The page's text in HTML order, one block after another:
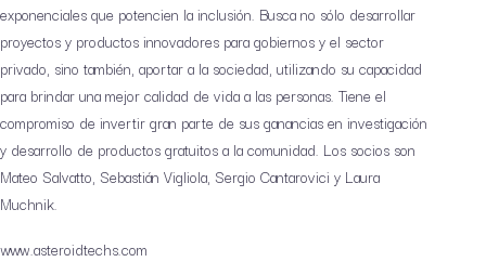
exponenciales que potencien la inclusión. Busca no sólo desarrollar
proyectos y productos innovadores para gobiernos y el sector
privado, sino también, aportar a la sociedad, utilizando su capacidad
para brindar una mejor calidad de vida a las personas. Tiene el
compromiso de invertir gran parte de sus ganancias en investigación
y desarrollo de productos gratuitos a la comunidad. Los socios son
Mateo Salvatto, Sebastián Vigliola, Sergio Cantarovici y Laura
Muchnik.
www.asteroidtechs.com